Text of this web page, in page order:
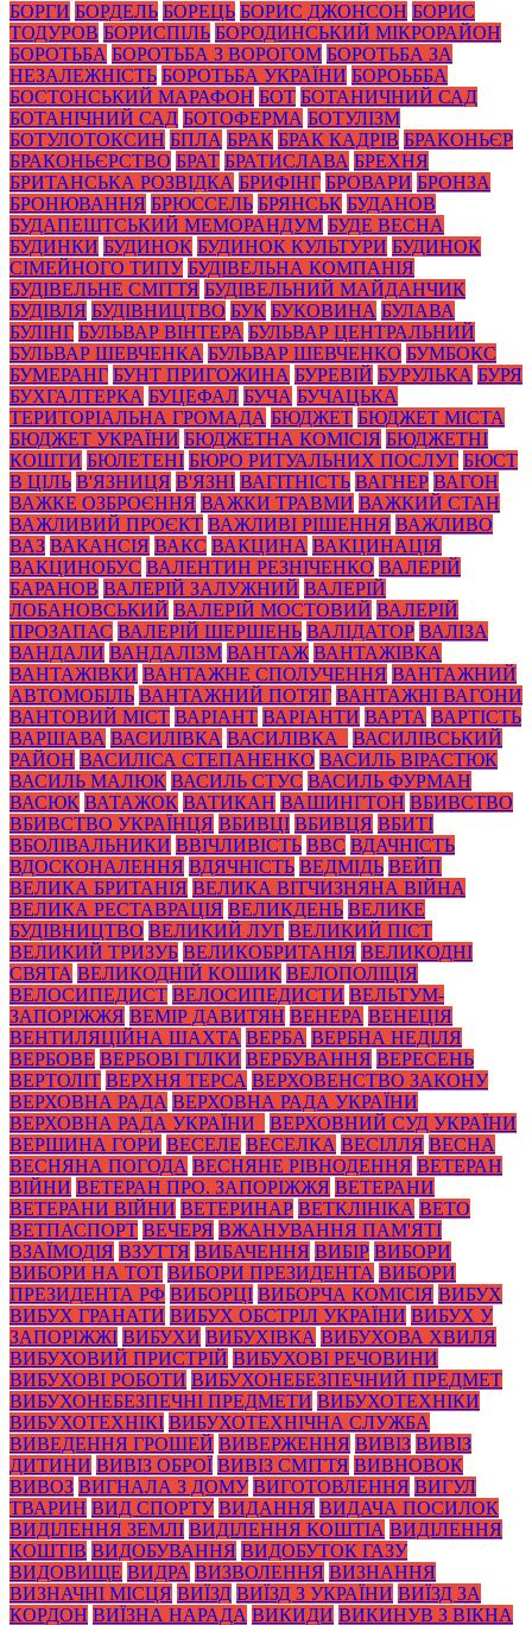
БОРГИ БОРДЕЛЬ БОРЕЦЬ БОРИС ДЖОНСОН БОРИС
ТОДУРОВ БОРИСПІЛЬ БОРОДИНСЬКИЙ МІКРОРАЙОН
БОРОТЬБА БОРОТЬБА З ВОРОГОМ БОРОТЬБА ЗА
НЕЗАЛЕЖНІСТЬ БОРОТЬБА УКРАЇНИ БОРОЬББА
БОСТОНСЬКИЙ МАРАФОН БОТ БОТАНИЧНИЙ САД
БОТАНІЧНИЙ САД БОТОФЕРМА БОТУЛІЗМ
БОТУЛОТОКСИН БПЛА БРАК БРАК КАДРІВ БРАКОНЬЄР
БРАКОНЬЄРСТВО БРАТ БРАТИСЛАВА БРЕХНЯ
БРИТАНСЬКА РОЗВІДКА БРИФІНГ БРОВАРИ БРОНЗА
БРОНЮВАННЯ БРЮССЕЛЬ БРЯНСЬК БУДАНОВ
БУДАПЕШТСЬКИЙ МЕМОРАНДУМ БУДЕ ВЕСНА
БУДИНКИ БУДИНОК БУДИНОК КУЛЬТУРИ БУДИНОК
СІМЕЙНОГО ТИПУ БУДІВЕЛЬНА КОМПАНІЯ
БУДІВЕЛЬНЕ СМІТТЯ БУДІВЕЛЬНИЙ МАЙДАНЧИК
БУДІВЛЯ БУДІВНИЦТВО БУК БУКОВИНА БУЛАВА
БУЛІНГ БУЛЬВАР ВІНТЕРА БУЛЬВАР ЦЕНТРАЛЬНИЙ
БУЛЬВАР ШЕВЧЕНКА БУЛЬВАР ШЕВЧЕНКО БУМБОКС
БУМЕРАНГ БУНТ ПРИГОЖИНА БУРЕВІЙ БУРУЛЬКА БУРЯ
БУХГАЛТЕРКА БУЦЕФАЛ БУЧА БУЧАЦЬКА
ТЕРИТОРІАЛЬНА ГРОМАДА БЮДЖЕТ БЮДЖЕТ МІСТА
БЮДЖЕТ УКРАЇНИ БЮДЖЕТНА КОМІСІЯ БЮДЖЕТНІ
КОШТИ БЮЛЕТЕНІ БЮРО РИТУАЛЬНИХ ПОСЛУГ БЮСТ
В ЦІЛЬ В'ЯЗНИЦЯ В'ЯЗНІ ВАГІТНІСТЬ ВАГНЕР ВАГОН
ВАЖКЕ ОЗБРОЄННЯ ВАЖКИ ТРАВМИ ВАЖКИЙ СТАН
ВАЖЛИВИЙ ПРОЄКТ ВАЖЛИВІ РІШЕННЯ ВАЖЛИВО
ВАЗ ВАКАНСІЯ ВАКС ВАКЦИНА ВАКЦИНАЦІЯ
ВАКЦИНОБУС ВАЛЕНТИН РЕЗНІЧЕНКО ВАЛЕРІЙ
БАРАНОВ ВАЛЕРІЙ ЗАЛУЖНИЙ ВАЛЕРІЙ
ЛОБАНОВСЬКИЙ ВАЛЕРІЙ МОСТОВИЙ ВАЛЕРІЙ
ПРОЗАПАС ВАЛЕРІЙ ШЕРШЕНЬ ВАЛІДАТОР ВАЛІЗА
ВАНДАЛИ ВАНДАЛІЗМ ВАНТАЖ ВАНТАЖІВКА
ВАНТАЖІВКИ ВАНТАЖНЕ СПОЛУЧЕННЯ ВАНТАЖНИЙ
АВТОМОБІЛЬ ВАНТАЖНИЙ ПОТЯГ ВАНТАЖНІ ВАГОНИ
ВАНТОВИЙ МІСТ ВАРІАНТ ВАРІАНТИ ВАРТА ВАРТІСТЬ
ВАРШАВА ВАСИЛІВКА ВАСИЛІВКА_
ВАСИЛІВСЬКИЙ
РАЙОН ВАСИЛІСА СТЕПАНЕНКО ВАСИЛЬ ВІРАСТЮК
ВАСИЛЬ МАЛЮК ВАСИЛЬ СТУС ВАСИЛЬ ФУРМАН
ВАСЮК ВАТАЖОК ВАТИКАН ВАШИНГТОН ВБИВСТВО
ВБИВСТВО УКРАЇНЦЯ ВБИВЦІ ВБИВЦЯ ВБИТІ
ВБОЛІВАЛЬНИКИ ВВІЧЛИВІСТЬ ВВС ВДАЧНІСТЬ
ВДОСКОНАЛЕННЯ ВДЯЧНІСТЬ ВЕДМІДЬ ВЕЙП
ВЕЛИКА БРИТАНІЯ ВЕЛИКА ВІТЧИЗНЯНА ВІЙНА
ВЕЛИКА РЕСТАВРАЦІЯ ВЕЛИКДЕНЬ ВЕЛИКЕ
БУДІВНИЦТВО ВЕЛИКИЙ ЛУГ ВЕЛИКИЙ ПІСТ
ВЕЛИКИЙ ТРИЗУБ ВЕЛИКОБРИТАНІЯ ВЕЛИКОДНІ
СВЯТА ВЕЛИКОДНІЙ КОШИК ВЕЛОПОЛІЦІЯ
ВЕЛОСИПЕДИСТ ВЕЛОСИПЕДИСТИ ВЕЛЬТУМ-
ЗАПОРІЖЖЯ ВЕМІР ДАВИТЯН ВЕНЕРА ВЕНЕЦІЯ
ВЕНТИЛЯЦІЙНА ШАХТА ВЕРБА ВЕРБНА НЕДІЛЯ
ВЕРБОВЕ ВЕРБОВІ ГІЛКИ ВЕРБУВАННЯ ВЕРЕСЕНЬ
ВЕРТОЛІТ ВЕРХНЯ ТЕРСА ВЕРХОВЕНСТВО ЗАКОНУ
ВЕРХОВНА РАДА ВЕРХОВНА РАДА УКРАЇНИ
ВЕРХОВНА РАДА УКРАЇНИ_
ВЕРХОВНИЙ СУД УКРАЇНИ
ВЕРШИНА ГОРИ ВЕСЕЛЕ ВЕСЕЛКА ВЕСІЛЛЯ ВЕСНА
ВЕСНЯНА ПОГОДА ВЕСНЯНЕ РІВНОДЕННЯ ВЕТЕРАН
ВІЙНИ ВЕТЕРАН ПРО. ЗАПОРІЖЖЯ ВЕТЕРАНИ
ВЕТЕРАНИ ВІЙНИ ВЕТЕРИНАР ВЕТКЛІНІКА ВЕТО
ВЕТПАСПОРТ ВЕЧЕРЯ ВЖАНУВАННЯ ПАМ'ЯТІ
ВЗАЇМОДІЯ ВЗУТТЯ ВИБАЧЕННЯ ВИБІР ВИБОРИ
ВИБОРИ НА ТОТ ВИБОРИ ПРЕЗИДЕНТА ВИБОРИ
ПРЕЗИДЕНТА РФ ВИБОРЦІ ВИБОРЧА КОМІСІЯ ВИБУХ
ВИБУХ ГРАНАТИ ВИБУХ ОБСТРІЛ УКРАЇНИ ВИБУХ У
ЗАПОРІЖЖІ ВИБУХИ ВИБУХІВКА ВИБУХОВА ХВИЛЯ
ВИБУХОВИЙ ПРИСТРІЙ ВИБУХОВІ РЕЧОВИНИ
ВИБУХОВІ РОБОТИ ВИБУХОНЕБЕЗПЕЧНИЙ ПРЕДМЕТ
ВИБУХОНЕБЕЗПЕЧНІ ПРЕДМЕТИ ВИБУХОТЕХНІКИ
ВИБУХОТЕХНІКІ ВИБУХОТЕХНІЧНА СЛУЖБА
ВИВЕДЕННЯ ГРОШЕЙ ВИВЕРЖЕННЯ ВИВІЗ ВИВІЗ
ДИТИНИ ВИВІЗ ОБРОЇ ВИВІЗ СМІТТЯ ВИВНОВОК
ВИВОЗ ВИГНАЛА З ДОМУ ВИГОТОВЛЕННЯ ВИГУЛ
ТВАРИН ВИД СПОРТУ ВИДАННЯ ВИДАЧА ПОСИЛОК
ВИДІЛЕННЯ ЗЕМЛІ ВИДІЛЕННЯ КОШТІА ВИДІЛЕННЯ
КОШТІВ ВИДОБУВАННЯ ВИДОБУТОК ГАЗУ
ВИДОВИЩЕ ВИДРА ВИЗВОЛЕННЯ ВИЗНАННЯ
ВИЗНАЧНІ МІСЦЯ ВИЇЗД ВИЇЗД З УКРАЇНИ ВИЇЗД ЗА
КОРДОН ВИЇЗНА НАРАДА ВИКИДИ ВИКИНУВ З ВІКНА